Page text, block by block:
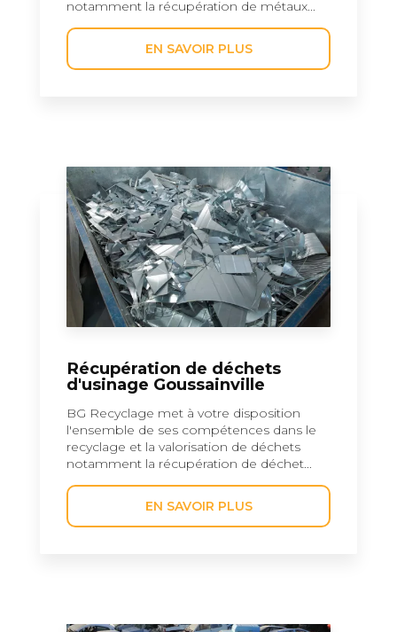
notamment la récupération de métaux...
EN SAVOIR PLUS
Récupération de déchets
d'usinage Goussainville
BG Recyclage met à votre disposition
l'ensemble de ses compétences dans le
recyclage et la valorisation de déchets
notamment la récupération de déchet...
EN SAVOIR PLUS